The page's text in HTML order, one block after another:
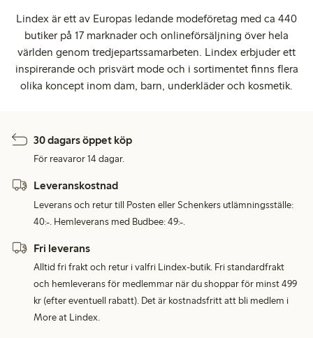
Lindex är ett av Europas ledande modeföretag med ca 440
butiker på 17 marknader och onlineförsäljning över hela
världen genom tredjepartssamarbeten. Lindex erbjuder ett
inspirerande och prisvärt mode och i sortimentet finns flera
olika koncept inom dam, barn, underkläder och kosmetik.
30 dagars öppet köp
För reavaror 14 dagar.
Leveranskostnad
Leverans och retur till Posten eller Schenkers utlämningsställe:
40:-. Hemleverans med Budbee: 49:-.
Fri leverans
Alltid fri frakt och retur i valfri Lindex-butik. Fri standardfrakt
och hemleverans för medlemmar när du shoppar för minst 499
kr (efter eventuell rabatt). Det är kostnadsfritt att bli medlem i
More at Lindex.